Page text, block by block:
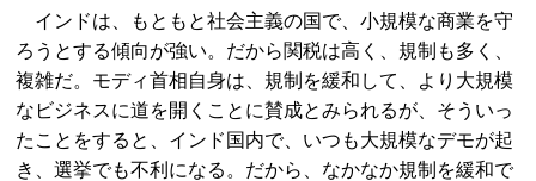
インドは、もともと社会主義の国で、小規模な商業を守
ろうとする傾向が強い。だから関税は高く、規制も多く、
複雑だ。モディ首相自身は、規制を緩和して、より大規模
なビジネスに道を開くことに賛成とみられるが、そういっ
たことをすると、インド国内で、いつも大規模なデモが起
き、選挙でも不利になる。だから、なかなか規制を緩和で